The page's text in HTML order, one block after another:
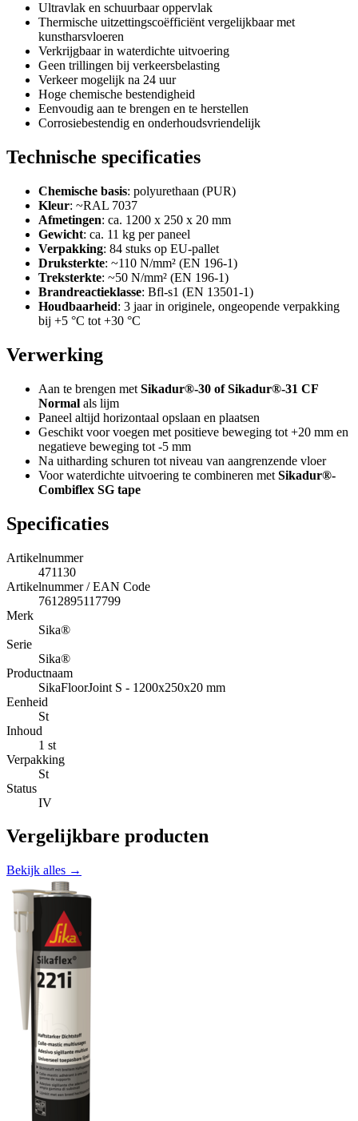
Ultravlak en schuurbaar oppervlak
Thermische uitzettingscoëfficiënt vergelijkbaar met
kunstharsvloeren
Verkrijgbaar in waterdichte uitvoering
Geen trillingen bij verkeersbelasting
Verkeer mogelijk na 24 uur
Hoge chemische bestendigheid
Eenvoudig aan te brengen en te herstellen
Corrosiebestendig en onderhoudsvriendelijk
Technische specificaties
Chemische basis: polyurethaan (PUR)
Kleur: ~RAL 7037
Afmetingen: ca. 1200 x 250 x 20 mm
Gewicht: ca. 11 kg per paneel
Verpakking: 84 stuks op EU-pallet
Druksterkte: ~110 N/mm² (EN 196-1)
Treksterkte: ~50 N/mm² (EN 196-1)
Brandreactieklasse: Bfl-s1 (EN 13501-1)
Houdbaarheid: 3 jaar in originele, ongeopende verpakking
bij +5 °C tot +30 °C
Verwerking
Aan te brengen met Sikadur®-30 of Sikadur®-31 CF
Normal als lijm
Paneel altijd horizontaal opslaan en plaatsen
Geschikt voor voegen met positieve beweging tot +20 mm en
negatieve beweging tot -5 mm
Na uitharding schuren tot niveau van aangrenzende vloer
Voor waterdichte uitvoering te combineren met Sikadur®-
Combiflex SG tape
Specificaties
Artikelnummer
471130
Artikelnummer / EAN Code
7612895117799
Merk
Sika®
Serie
Sika®
Productnaam
SikaFloorJoint S - 1200x250x20 mm
Eenheid
St
Inhoud
1 st
Verpakking
St
Status
IV
Vergelijkbare producten
Bekijk alles →